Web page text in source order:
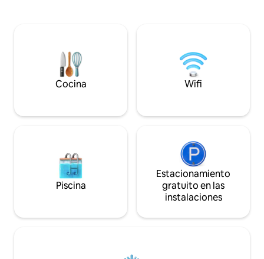
ellos solos con 2 suites (con baños
privados), sala de recreo, zona de bar,
lavandería, sauna de vapor y sauna de
roca, sala de juegos y patio. Milo Farm se
centro de KC.
parejas o
Si quieres ver un
Cocina Wifi
Piscina
Estacionamiento
gratuito en las
instalaciones